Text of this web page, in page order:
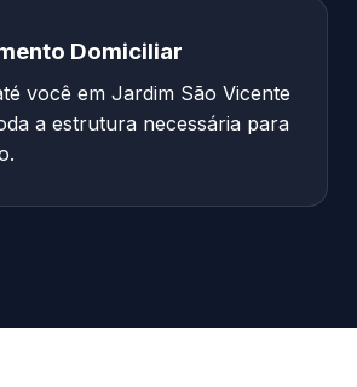
Domiciliar
você em Jardim São Vicente
a estrutura necessária para